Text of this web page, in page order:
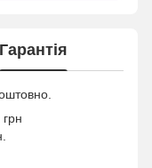
Гарантія